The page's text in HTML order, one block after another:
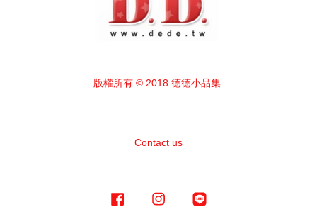
版權所有 © 2018 德德小品集.
Contact us
Facebook Instagram